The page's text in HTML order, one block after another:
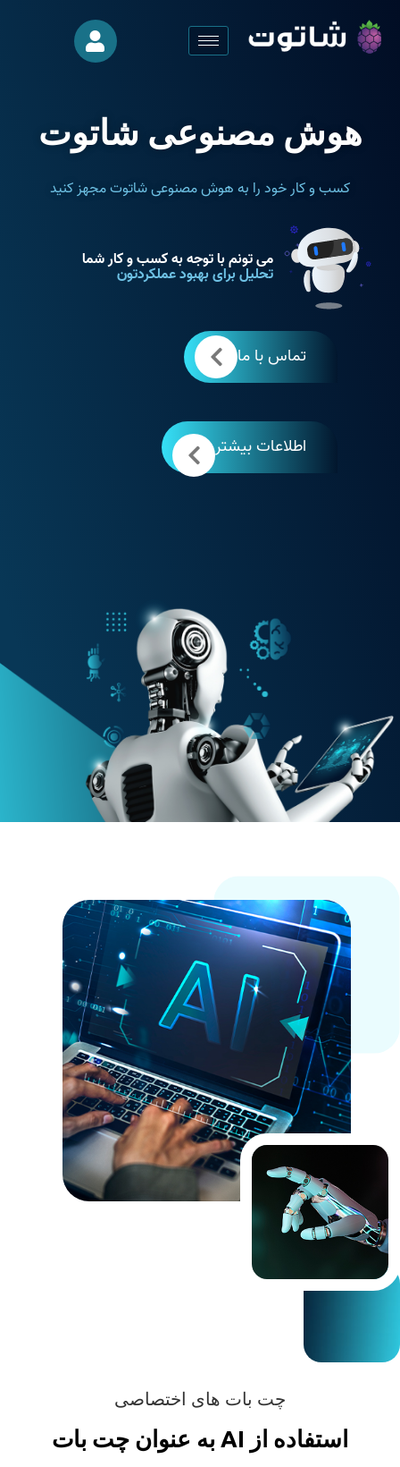
هوش مصنوعی شاتوت
کسب و کار خود را به هوش مصنوعی شاتوت مجهز کنید
می تونم با توجه به کسب و کار شما
تحلیلبرایبهبودعملکردتون ار
تماس با ما
اطلاعات بیشتر
چت بات های اختصاصی
استفاده از AI به عنوان چت بات